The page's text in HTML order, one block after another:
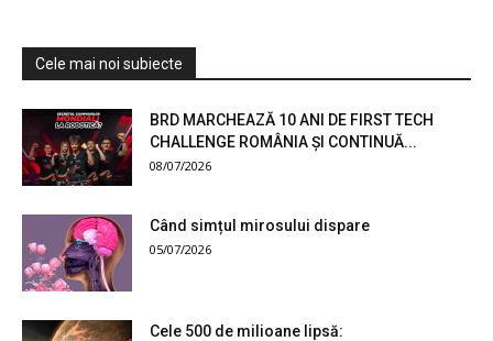
Cele mai noi subiecte
BRD MARCHEAZĂ 10 ANI DE FIRST TECH
CHALLENGE ROMÂNIA ȘI CONTINUĂ...
08/07/2026
Când simțul mirosului dispare
05/07/2026
Cele 500 de milioane lipsă: